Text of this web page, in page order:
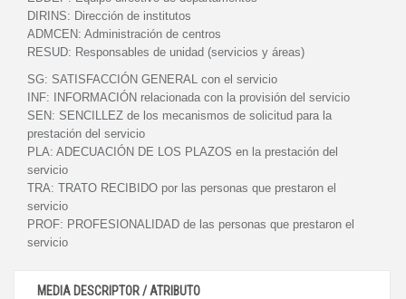
DIRINS: Dirección de institutos
ADMCEN: Administración de centros
RESUD: Responsables de unidad (servicios y áreas)
SG: SATISFACCIÓN GENERAL con el servicio
INF:
INFORMACIÓN relacionada con la provisión del servicio
SEN: SENCILLEZ de los mecanismos de solicitud para la
prestación del servicio
PLA: ADECUACIÓN DE LOS PLAZOS en la prestación del
servicio
TRA: TRATO RECIBIDO por las personas que prestaron el
servicio
PROF: PROFESIONALIDAD de las personas que prestaron el
servicio
MEDIA DESCRIPTOR / ATRIBUTO